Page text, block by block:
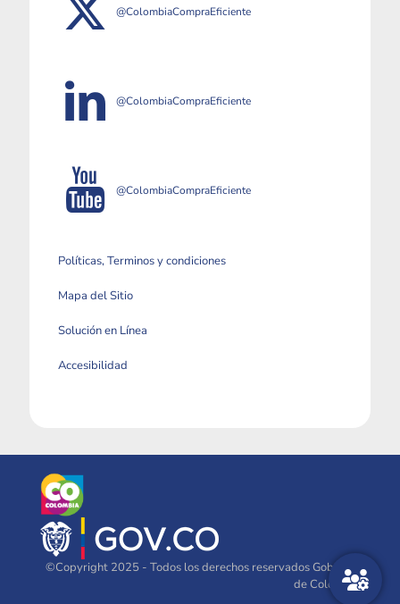
@ColombiaCompraEficiente
@ColombiaCompraEficiente
@ColombiaCompraEficiente
Políticas, Terminos y condiciones
Mapa del Sitio
Solución en Línea
Accesibilidad
©Copyright 2025 - Todos los derechos reservados Gobierno
de Colombia